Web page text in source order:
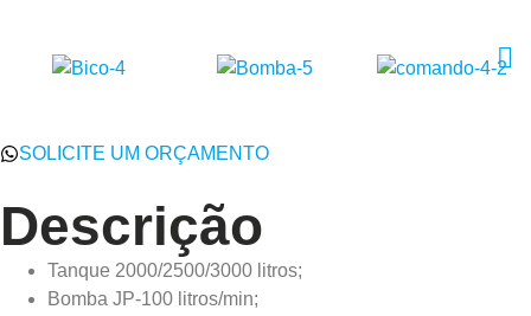
SOLICITE UM ORÇAMENTO
Descrição
Tanque 2000/2500/3000 litros;
Bomba JP-100 litros/min;